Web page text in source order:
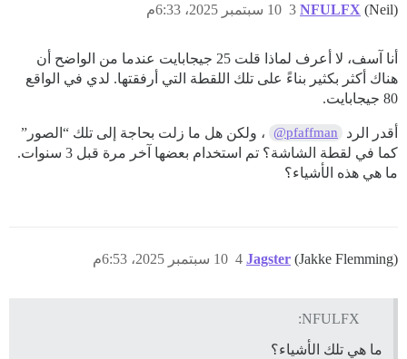
NFULFX (Neil) 10 سبتمبر 2025، 6:33م 3
أنا آسف، لا أعرف لماذا قلت 25 جيجابايت عندما من الواضح أن
هناك أكثر بكثير بناءً على تلك اللقطة التي أرفقتها. لدي في الواقع
80 جيجابايت.
أقدر الرد @pfaffman
، ولكن هل ما زلت بحاجة إلى تلك “الصور”
كما في لقطة الشاشة؟ تم استخدام بعضها آخر مرة قبل 3 سنوات.
ما هي هذه الأشياء؟
Jagster (Jakke Flemming) 10 سبتمبر 2025، 6:53م 4
NFULFX:
ما هي تلك الأشياء؟